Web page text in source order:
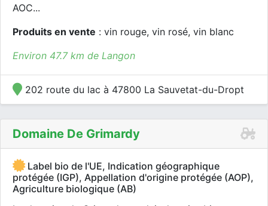
AOC...
Produits en vente : vin rouge, vin rosé, vin blanc
Environ 47.7 km de Langon
202 route du lac à 47800 La Sauvetat-du-Dropt
Domaine De Grimardy
Label bio de l'UE, Indication géographique
protégée (IGP), Appellation d'origine protégée (AOP),
Agriculture biologique (AB)